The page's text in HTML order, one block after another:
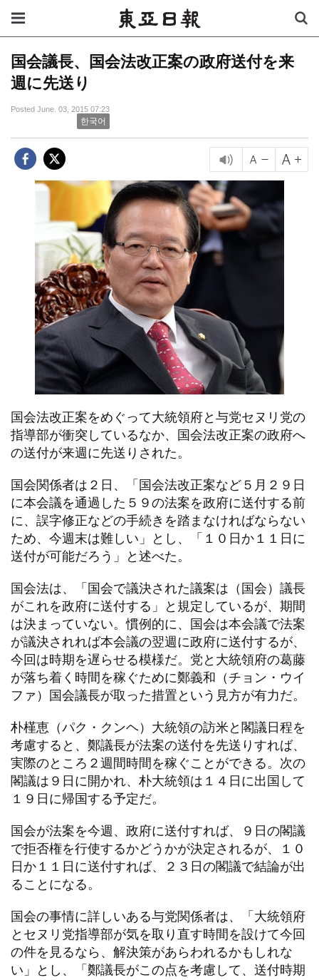
国会議長、国会法改正案の政府送付を来
週に先送り
Posted June. 03, 2015 07:23
한국어
国会法改正案をめぐって大統領府と与党セヌリ党の
指導部が衝突しているなか、国会法改正案の政府へ
の送付が来週に先送りされた。
国会関係者は２日、「国会法改正案など５月２９日
に本会議を通過した５９の法案を政府に送付する前
に、誤字修正などの手続きを踏まなければならない
ため、今週末は難しい」とし、「１０日か１１日に
送付が可能だろう」と述べた。
国会法は、「国会で議決された議案は（国会）議長
がこれを政府に送付する」と規定しているが、期間
は決まっていない。慣例的に、国会は本会議で法案
が議決されれば本会議の翌週に政府に送付するが、
今回は時期を遅らせる模様だ。党と大統領府の葛藤
が落ち着く時間を稼ぐために鄭義和（チョン・ウイ
ファ）国会議長が取った措置という見方が有力だ。
朴槿恵（パク・クンヘ）大統領の訪米と閣議日程を
考慮すると、鄭議長が法案の送付を先送りすれば、
実際のところ２週間時間を稼ぐことができる。次の
閣議は９日に開かれ、朴大統領は１４日に出国して
１９日に帰国する予定だ。
国会が法案を今週、政府に送付すれば、９日の閣議
で拒否権を行使するかどうかが決定されるが、１０
日か１１日に送付すれば、２３日の閣議で結論が出
ることになる。
国会の事情に詳しいある与党関係者は、「大統領府
とセヌリ党指導部が気を取り直す時間を設けて今回
の件を見るなら、解決策があらわれるかもしれな
い」とし、「鄭議長がこの点を考慮して、送付時期